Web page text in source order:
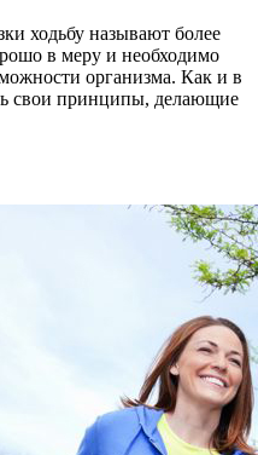
ходьбу называют более
в меру и необходимо
организма. Как и в
свои принципы, делающие